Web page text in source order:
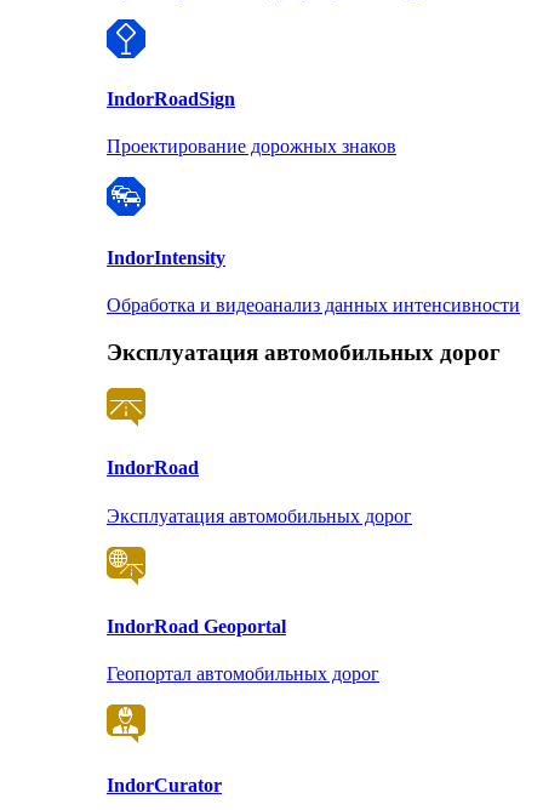
IndorRoadSign
Проектирование дорожных знаков
IndorIntensity
Обработка и видеоанализ данных интенсивности
Эксплуатация автомобильных дорог
IndorRoad
Эксплуатация автомобильных дорог
IndorRoad Geoportal
Геопортал автомобильных дорог
IndorCurator